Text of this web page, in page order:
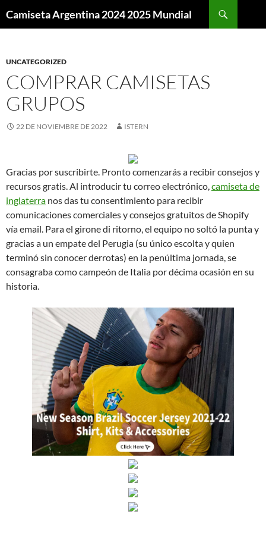
Camiseta Argentina 2024 2025 Mundial
UNCATEGORIZED
COMPRAR CAMISETAS
GRUPOS
22 DE NOVIEMBRE DE 2022 ISTERN
Gracias por suscribirte. Pronto comenzarás a recibir consejos y
recursos gratis. Al introducir tu correo electrónico,camiseta de
inglaterra nos das tu consentimiento para recibir
comunicaciones comerciales y consejos gratuitos de Shopify
vía email. Para el girone di ritorno, el equipo no soltó la punta y
gracias a un empate del Perugia (su único escolta y quien
terminó sin conocer derrotas) en la penúltima jornada, se
consagraba como campeón de Italia por décima ocasión en su
historia.